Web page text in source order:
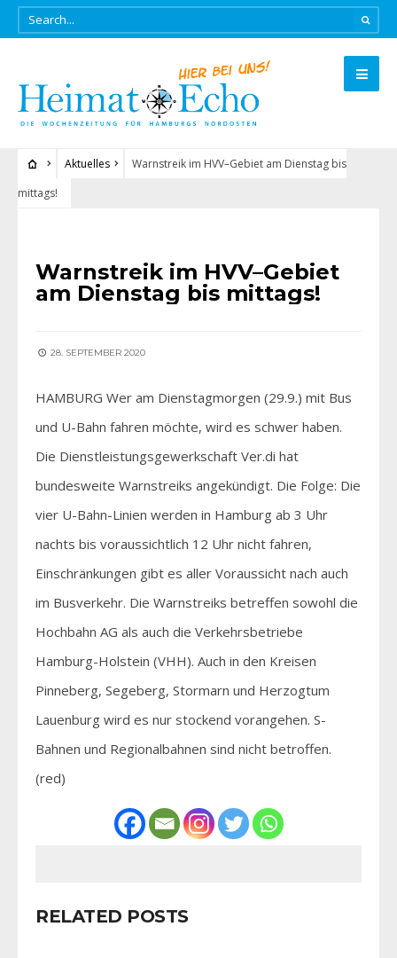
Aktuelles
Warnstreik im HVV–Gebiet am Dienstag bis
mittags!
Warnstreik im HVV–Gebiet
am Dienstag bis mittags!
28. SEPTEMBER 2020
HAMBURG Wer am Dienstagmorgen (29.9.) mit Bus
und U-Bahn fahren möchte, wird es schwer haben.
Die Dienstleistungsgewerkschaft Ver.di hat
bundesweite Warnstreiks angekündigt. Die Folge: Die
vier U-Bahn-Linien werden in Hamburg ab 3 Uhr
nachts bis voraussichtlich 12 Uhr nicht fahren,
Einschränkungen gibt es aller Voraussicht nach auch
im Busverkehr. Die Warnstreiks betreffen sowohl die
Hochbahn AG als auch die Verkehrsbetriebe
Hamburg-Holstein (VHH). Auch in den Kreisen
Pinneberg, Segeberg, Stormarn und Herzogtum
Lauenburg wird es nur stockend vorangehen. S-
Bahnen und Regionalbahnen sind nicht betroffen.
(red)
RELATED POSTS